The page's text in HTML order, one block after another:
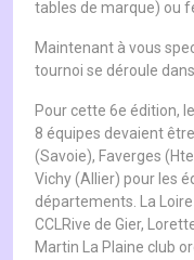
tables de marque) ou
Maintenant à vous
tournoi se déroule
Pour cette 6e édition,
8 équipes devaient
(Savoie), Faverges
Vichy (Allier) pour les
départements. La
CCLRive de Gier,
Martin La Plaine club